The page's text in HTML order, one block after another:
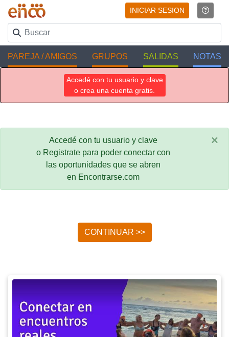
INICIAR SESION
PAREJA / AMIGOS GRUPOS SALIDAS NOTAS
Accedé con tu usuario y clave
o crea una cuenta gratis.
Accedé con tu usuario y clave
o Registrate para poder conectar con
las oportunidades que se abren
en Encontrarse.com
×
CONTINUAR >>